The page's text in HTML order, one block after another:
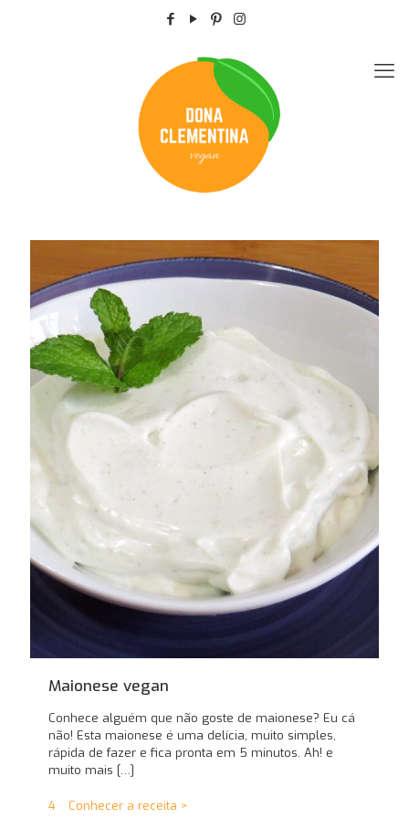
Maionese vegan
Conhece alguém que não goste de maionese? Eu cá
não! Esta maionese é uma delícia, muito simples,
rápida de fazer e fica pronta em 5 minutos. Ah! e
muito mais […]
4 Conhecer a receita >